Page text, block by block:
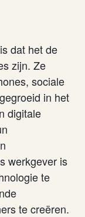
dat het de
zijn. Ze
sociale
in het
digitale
werkgever is
te
te creëren.